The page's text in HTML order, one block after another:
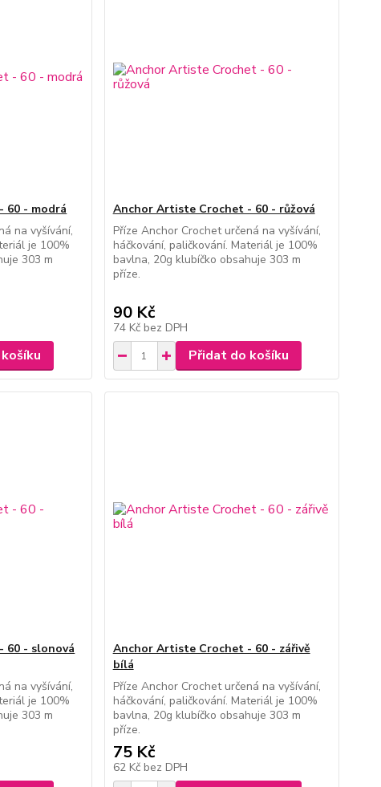
60 - modrá
na vyšívání,
je 100%
303 m
Anchor Artiste Crochet - 60 - růžová
Příze Anchor Crochet určená na vyšívání,
háčkování, paličkování. Materiál je 100%
bavlna, 20g klubíčko obsahuje 303 m
příze.
90 Kč
74 Kč bez DPH
Přidat do košíku
60 - slonová
na vyšívání,
je 100%
303 m
Anchor Artiste Crochet - 60 - zářivě
bílá
Příze Anchor Crochet určená na vyšívání,
háčkování, paličkování. Materiál je 100%
bavlna, 20g klubíčko obsahuje 303 m
příze.
75 Kč
62 Kč bez DPH